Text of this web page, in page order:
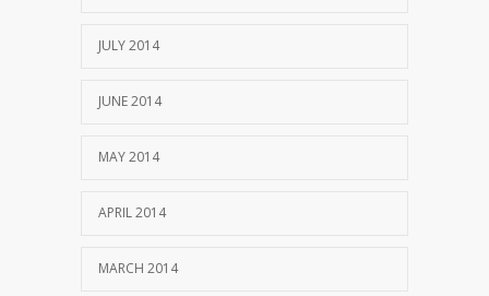
JULY 2014
JUNE 2014
MAY 2014
APRIL 2014
MARCH 2014